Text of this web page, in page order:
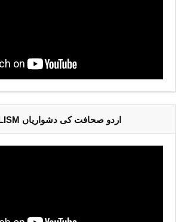
URDU JOURNALISM اردو صحافت کی دشواریاں